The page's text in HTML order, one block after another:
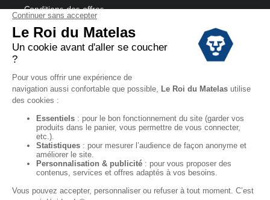
Conditions des offres
Black Friday
Destockage
Soldes
Conditions Générales de vente magasin
Conditions Générales de vente internet
Mentions Légales
Données personnelles
Codes promo Le Roi du Matelas